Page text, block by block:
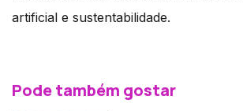
artificial e sustentabilidade.
Pode também gostar